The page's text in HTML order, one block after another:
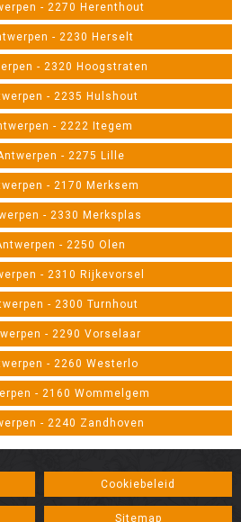
- 2270 Herenthout
- 2230 Herselt
- 2320 Hoogstraten
- 2235 Hulshout
- 2222 Itegem
- 2275 Lille
- 2170 Merksem
- 2330 Merksplas
- 2250 Olen
- 2310 Rijkevorsel
- 2300 Turnhout
- 2290 Vorselaar
- 2260 Westerlo
- 2160 Wommelgem
- 2240 Zandhoven
Cookiebeleid
Sitemap